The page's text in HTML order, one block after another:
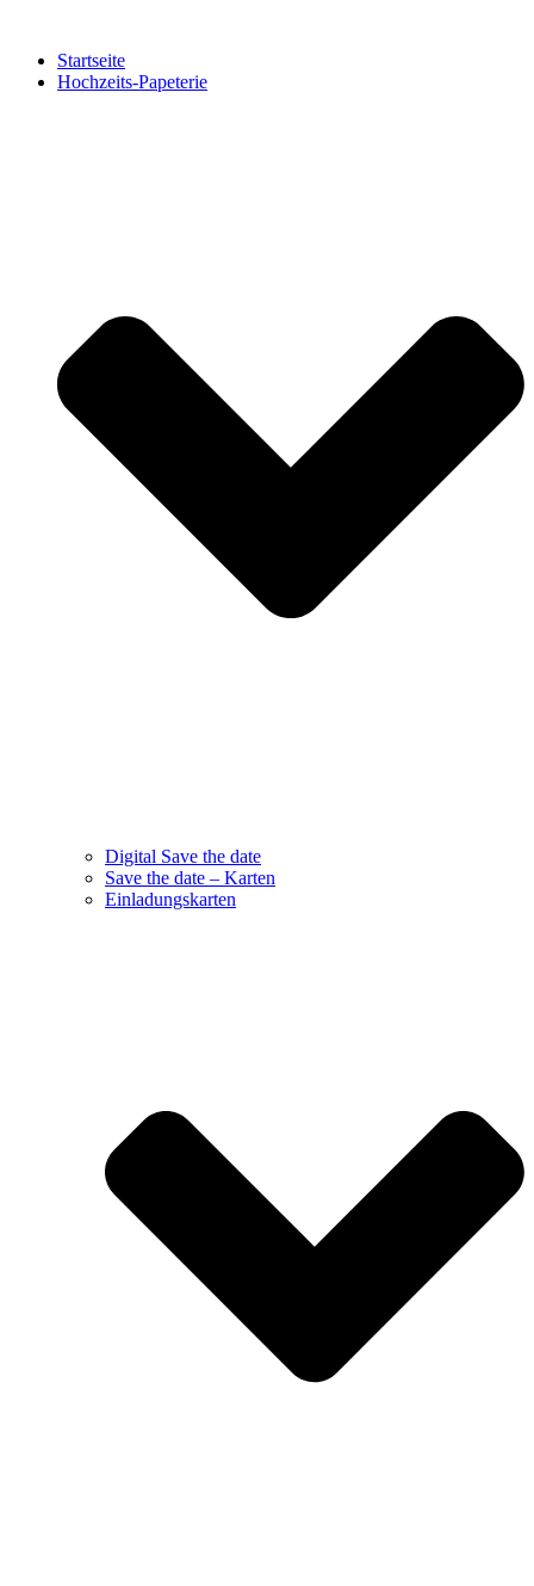
springenStartseite
Hochzeits-Papeterie
Digital Save the date
Save the date – Karten
Einladungskarten